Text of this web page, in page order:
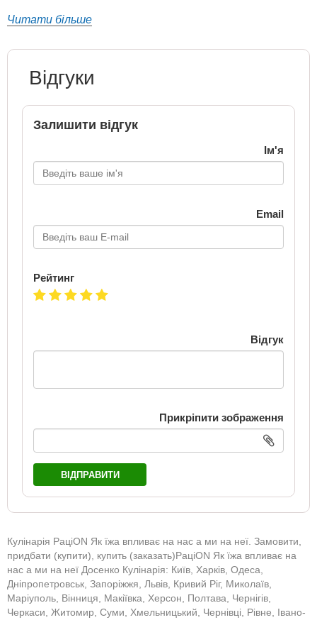
Читати більше
Відгуки
Залишити відгук
Ім'я
Email
Рейтинг
Відгук
Прикріпити зображення
ВІДПРАВИТИ
Кулінарія РаціON Як їжа впливає на нас а ми на неї. Замовити,
придбати (купити), купить (заказать)РаціON Як їжа впливає на
нас а ми на неї Досенко Кулінарія: Київ, Харків, Одеса,
Дніпропетровськ, Запоріжжя, Львів, Кривий Ріг, Миколаїв,
Маріуполь, Вінниця, Макіївка, Херсон, Полтава, Чернігів,
Черкаси, Житомир, Суми, Хмельницький, Чернівці, Рівне, Івано-